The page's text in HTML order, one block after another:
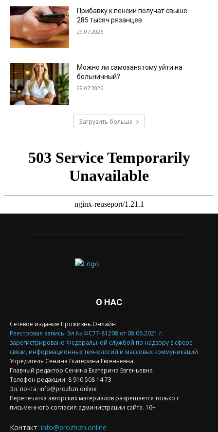
Прибавку к пенсии получат свыше
285 тысяч рязанцев
29.07.2026
Можно ли самозанятому уйти на
больничный?
29.07.2026
Загрузить больше
О НАС
Сетевое издание Прожизнь.Онлайн
Реестровая запись: Эл № ФС77-81208 от 08.06.2021 г.
зарегистрировано Федеральной службой по надзору в сфере
связи, информационных технологий и массовых коммуникаций
Учредитель Сенина Екатерина Евгеньевна
Главный редактор Сенина Екатерина Евгеньевна
Телефон редакции: 8 910 508 14 73
Эл. почта: info@prozhzn.online
Перепечатка авторских материалов разрешается только с
письменного согласия администрации сайта. 16+
Контакт: info@prozhizn.online